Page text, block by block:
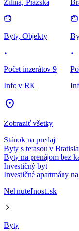
Žilina, Pražská
Byty, Objekty
Počet inzerátov 9
Info v RK
Zobraziť všetky
Stánok na predaj
Byty s terasou v
Byty na prenájom bez
Investičný byt
Investičné apartmány
Nehnuteľnosti.sk
Byty